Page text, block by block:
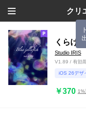
クリ
くらげ
Studio IRIS
V1.89 / 有効
iOS 26デザ
￥370 1%